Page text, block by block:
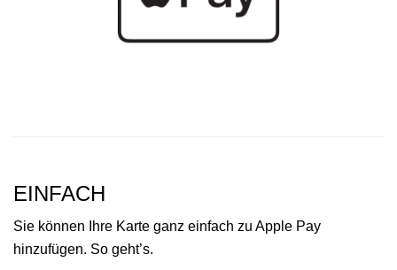
EINFACH
Sie können Ihre Karte ganz einfach zu Apple Pay
hinzufügen. So geht’s.